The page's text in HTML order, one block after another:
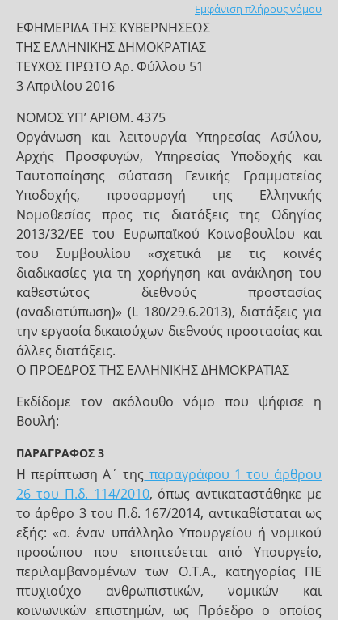
Εμφάνιση πλήρους νόμου
ΕΦΗΜΕΡΙΔΑ ΤΗΣ ΚΥΒΕΡΝΗΣΕΩΣ
ΤΗΣ ΕΛΛΗΝΙΚΗΣ ΔΗΜΟΚΡΑΤΙΑΣ
ΤΕΥΧΟΣ ΠΡΩΤΟ Αρ. Φύλλου 51
3 Απριλίου 2016
ΝΟΜΟΣ ΥΠ’ ΑΡΙΘΜ. 4375
Οργάνωση και λειτουργία Υπηρεσίας Ασύλου,
Αρχής Προσφυγών, Υπηρεσίας Υποδοχής και
Ταυτοποίησης σύσταση Γενικής Γραμματείας
Υποδοχής, προσαρμογή της Ελληνικής
Νομοθεσίας προς τις διατάξεις της Οδηγίας
2013/32/ΕΕ του Ευρωπαϊκού Κοινοβουλίου και
του Συμβουλίου «σχετικά με τις κοινές
διαδικασίες για τη χορήγηση και ανάκληση του
καθεστώτος διεθνούς προστασίας
(αναδιατύπωση)» (L 180/29.6.2013), διατάξεις για
την εργασία δικαιούχων διεθνούς προστασίας και
άλλες διατάξεις.
Ο ΠΡΟΕΔΡΟΣ ΤΗΣ ΕΛΛΗΝΙΚΗΣ ΔΗΜΟΚΡΑΤΙΑΣ
Εκδίδομε τον ακόλουθο νόμο που ψήφισε η
Βουλή:
ΠΑΡΑΓΡΑΦΟΣ 3
Η περίπτωση Α΄ της παραγράφου 1 του άρθρου
26 του Π.δ. 114/2010, όπως αντικαταστάθηκε με
το άρθρο 3 του Π.δ. 167/2014, αντικαθίσταται ως
εξής: «α. έναν υπάλληλο Υπουργείου ή νομικού
προσώπου που εποπτεύεται από Υπουργείο,
περιλαμβανομένων των Ο.Τ.Α., κατηγορίας ΠΕ
πτυχιούχο ανθρωπιστικών, νομικών και
κοινωνικών επιστημών, ως Πρόεδρο ο οποίος